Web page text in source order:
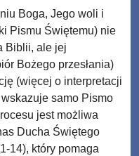
Boga, Jego woli i
Pismu Świętemu) nie
Biblii, ale jej
Bożego przesłania)
(więcej o interpretacji
wskazuje samo Pismo
jest możliwa
Ducha Świętego
14), który pomaga